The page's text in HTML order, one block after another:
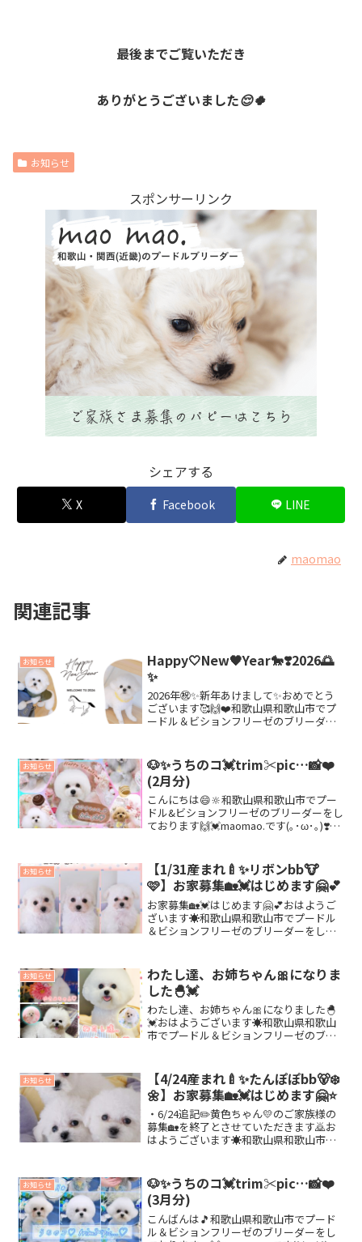
最後までご覧いただき
ありがとうございました😌🍀
お知らせ
スポンサーリンク
シェアする
X Facebook LINE
maomao
関連記事
お知らせ
Happy🤍New🖤Year🐎❣️2026🌅
✨
2026年㊗️✨新年あけまして✨おめでとう
ございます🥰🙌❤️和歌山県和歌山市でプ
ードル＆ビションフリーゼのブリーダー
🐶❤️と、のんびり〜🎵なお正月🎍🌸...
お知らせ
🐶✨うちのコ💓trim✂︎pic…📸❤️
(2月分)
こんにちは😄🔆和歌山県和歌山市でプー
ドル&ビションフリーゼのブリーダーをし
ております🙌💓maomao.です(｡･ω･｡)❣️❣️3
❤️のバレンタイン🍫✨😍という事で、セ...
お知らせ
【1/31産まれ🍼✨リボンbb🐮
🩷】お家募集🏡💓はじめます🤗💕
お家募集🏡💓はじめます🤗💕おはようご
ざいます☀️和歌山県和歌山市でプードル
＆ビションフリーゼのブリーダーをして
本日で生後60日目🎉を迎えました☺️🎉...
お知らせ
わたし達、お姉ちゃん🎀になりま
した🐣💓
わたし達、お姉ちゃん🎀になりました🐣
💓おはようございます☀️和歌山県和歌山
市でプードル＆ビションフリーゼのブリ
✨ ミクbb🌼8/1３産まれ🍼...
お知らせ
【4/24産まれ🍼✨たんぽぽbb🐻‍❄️
🌼】お家募集🏡💓はじめます🤗⭐️
・6/24追記✏️黄色ちゃん💛のご家族様の
募集🏡を終了とさせていただきます🙇お
はようございます☀️和歌山県和歌山市で
🎵4/24産まれ🍼✨たんぽぽbb🐻‍❄️🌼(韓国
ビ...
お知らせ
🐶✨うちのコ💓trim✂︎pic…📸❤️
(3月分)
こんばんは🎵和歌山県和歌山市でプード
ル＆ビションフリーゼのブリーダーをし